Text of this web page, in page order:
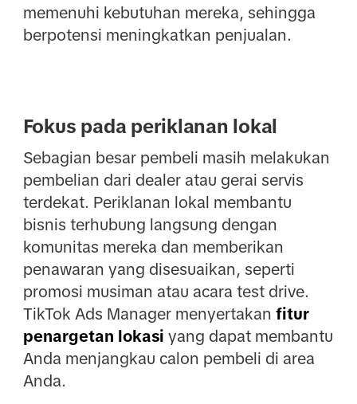
memenuhi kebutuhan mereka, sehingga
berpotensi meningkatkan penjualan.
Fokus pada periklanan lokal
Sebagian besar pembeli masih melakukan
pembelian dari dealer atau gerai servis
terdekat. Periklanan lokal membantu
bisnis terhubung langsung dengan
komunitas mereka dan memberikan
penawaran yang disesuaikan, seperti
promosi musiman atau acara test drive.
TikTok Ads Manager menyertakan fitur
penargetan lokasi yang dapat membantu
Anda menjangkau calon pembeli di area
Anda.